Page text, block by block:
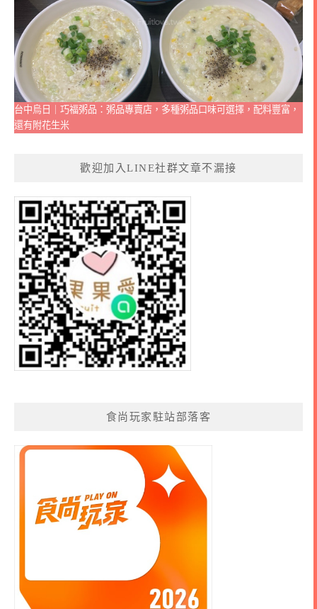
台中烏日｜巧福粥品：粥品專賣店，多種粥品口味可選擇，配料豐富，
還有附花生米
歡迎加入LINE社群文章不漏接
食尚玩家駐站部落客